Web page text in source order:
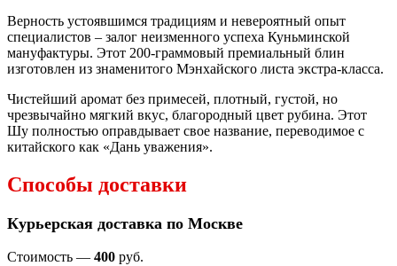
Верность устоявшимся традициям и невероятный опыт
специалистов – залог неизменного успеха Куньминской
мануфактуры. Этот 200-граммовый премиальный блин
изготовлен из знаменитого Мэнхайского листа экстра-класса.
Чистейший аромат без примесей, плотный, густой, но
чрезвычайно мягкий вкус, благородный цвет рубина. Этот
Шу полностью оправдывает свое название, переводимое с
китайского как «Дань уважения».
Способы доставки
Курьерская доставка по Москве
Стоимость — 400 руб.